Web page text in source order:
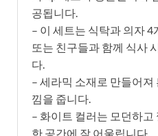
공됩니다.
– 이 세트는 식탁과 의자
또는 친구들과 함께 식사
다.
– 세라믹 소재로 만들어
낌을 줍니다.
– 화이트 컬러는 모던하
한 공간에 잘 어울립니다.